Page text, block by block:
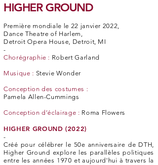
HIGHER GROUND
Première mondiale le 22 janvier 2022,
Dance Theatre of Harlem,
Detroit Opera House, Detroit, MI
-
Chorégraphie : Robert Garland
Musique : Stevie Wonder
Conception des costumes :
Pamela Allen-Cummings
Conception d’éclairage : Roma Flowers
HIGHER GROUND (2022)
-
Créé pour célébrer le 50e anniversaire de DTH,
Higher Ground explore les parallèles politiques
entre les années 1970 et aujourd'hui à travers la